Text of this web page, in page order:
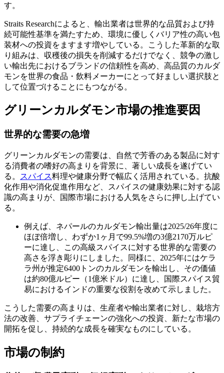
す。
Straits Researchによると、輸出業者は世界的な品質および持
続可能性基準を満たすため、環境に優しくバリア性の高い包
装材への投資をますます増やしている。こうした革新的な取
り組みは、収穫後の損失を削減するだけでなく、競争の激し
い輸出先におけるブランドの信頼性を高め、高品質のカルダ
モンを世界の食品・飲料メーカーにとって好ましい選択肢と
して位置づけることにもつながる。
グリーンカルダモン市場の推進要因
世界的な需要の急増
グリーンカルダモンの需要は、自然で芳香のある製品に対す
る消費者の嗜好の高まりを背景に、著しい成長を遂げてい
る。
スパイス料理や健康分野で幅広く活用されている。抗酸
化作用や消化促進作用など、スパイスの健康効果に対する認
識の高まりが、国際市場における人気をさらに押し上げてい
る。
例えば、ネパールのカルダモン輸出量は2025/26年度に
ほぼ倍増し、わずか1ヶ月で99.5%増の3億2170万ルピ
ーに達し、この高級スパイスに対する世界的な需要の
高さを浮き彫りにしました。同様に、2025年にはケラ
ラ州が推定6400トンのカルダモンを輸出し、その価値
は約80億ルピー（1億米ドル）に達し、国際スパイス貿
易におけるインドの重要な役割を改めて示しました。
こうした需要の高まりは、生産者や輸出業者に対し、栽培方
法の改善、サプライチェーンの強化への投資、新たな市場の
開拓を促し、持続的な成長を確実なものにしている。
市場の制約